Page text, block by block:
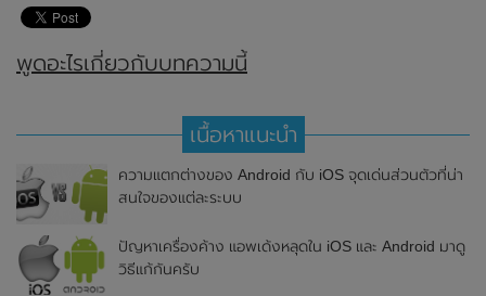
พูดอะไรเกี่ยวกับบทความนี้
เนื้อหาแนะนำ
ความแตกต่างของ Android กับ iOS จุดเด่นส่วนตัวที่น่า
สนใจของแต่ละระบบ
ปัญหาเครื่องค้าง แอพเด้งหลุดใน iOS และ Android มาดู
วิธีแก้กันครับ